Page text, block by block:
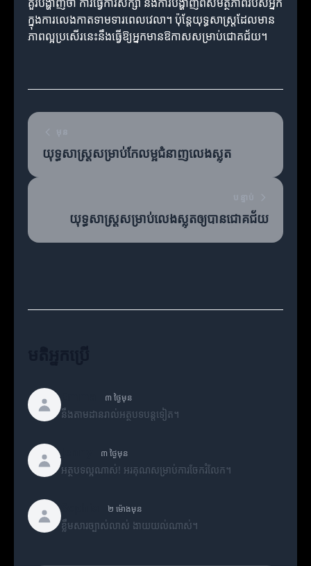
ក្នុងការលេងកាតទាមទារពេលវេលា។ ប៉ុន្តែយុទ្ធសាស្ត្រដែលមាន
ភាពល្អប្រសើរនេះនឹងធ្វើឱ្យអ្នកមានឱកាសសម្រាប់ជោគជ័យ។
យុទ្ធសាស្ត្រសម្រាប់កែលម្អជំនាញលេងស្លុត
យុទ្ធសាស្ត្រសម្រាប់លេងស្លុតឲ្យបានជោគជ័យ
៣ ថ្ងៃមុន
នឹងតាមដានរាល់អត្ថបទបន្តទៀត។
៣ ថ្ងៃមុន
អត្ថបទល្អណាស់! អរគុណសម្រាប់ការចែករំលែក។
២ ម៉ោងមុន
ខ្លឹមសារច្បាស់លាស់ ងាយយល់ណាស់។